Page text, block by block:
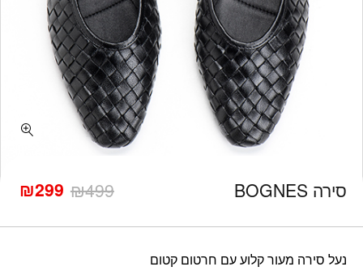
סירה BOGNES ₪499
המחיר
המקורי
₪299 המחיר
הנוכחי
נעל סירה מעור קלוע עם חרטום קטום